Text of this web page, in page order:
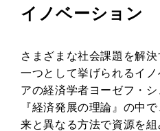
イノベーション
さまざまな社会課題を解
一つとして挙げられるイ
アの経済学者ヨーゼフ・
『経済発展の理論』の中
来と異なる方法で資源を